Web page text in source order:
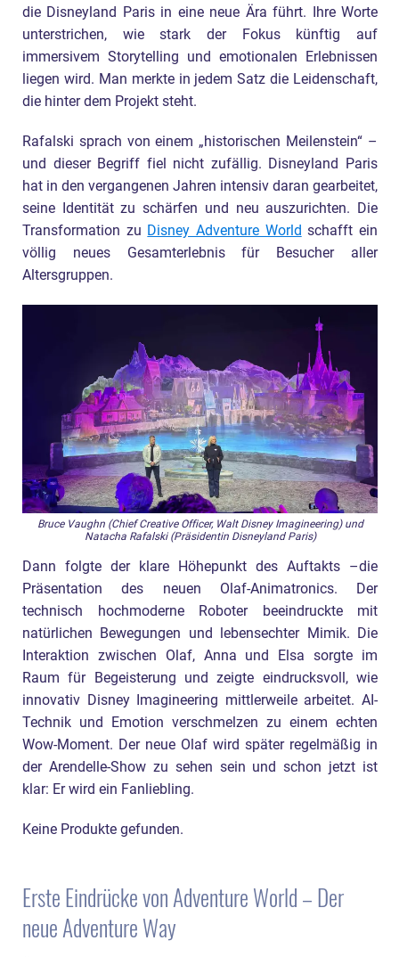
die Disneyland Paris in eine neue Ära führt. Ihre Worte
unterstrichen, wie stark der Fokus künftig auf
immersivem Storytelling und emotionalen Erlebnissen
liegen wird. Man merkte in jedem Satz die Leidenschaft,
die hinter dem Projekt steht.
Rafalski sprach von einem „historischen Meilenstein“ –
und dieser Begriff fiel nicht zufällig. Disneyland Paris
hat in den vergangenen Jahren intensiv daran gearbeitet,
seine Identität zu schärfen und neu auszurichten. Die
Transformation zu Disney Adventure World schafft ein
völlig neues Gesamterlebnis für Besucher aller
Altersgruppen.
Bruce Vaughn (Chief Creative Officer, Walt Disney Imagineering) und
Natacha Rafalski (Präsidentin Disneyland Paris)
Dann folgte der klare Höhepunkt des Auftakts –die
Präsentation des neuen Olaf-Animatronics. Der
technisch hochmoderne Roboter beeindruckte mit
natürlichen Bewegungen und lebensechter Mimik. Die
Interaktion zwischen Olaf, Anna und Elsa sorgte im
Raum für Begeisterung und zeigte eindrucksvoll, wie
innovativ Disney Imagineering mittlerweile arbeitet. AI-
Technik und Emotion verschmelzen zu einem echten
Wow-Moment. Der neue Olaf wird später regelmäßig in
der Arendelle-Show zu sehen sein und schon jetzt ist
klar: Er wird ein Fanliebling.
Keine Produkte gefunden.
Erste Eindrücke von Adventure World – Der
neue Adventure Way